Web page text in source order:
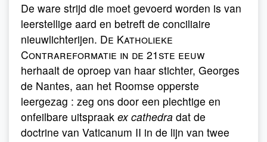
De ware strijd die moet gevoerd worden is van
leerstellige aard en betreft de conciliaire
nieuwlichterijen. De Katholieke
Contrareformatie in de 21ste eeuw
herhaalt de oproep van haar stichter, Georges
de Nantes, aan het Roomse opperste
leergezag : zeg ons door een plechtige en
onfeilbare uitspraak ex cathedra dat de
doctrine van Vaticanum II in de lijn van twee